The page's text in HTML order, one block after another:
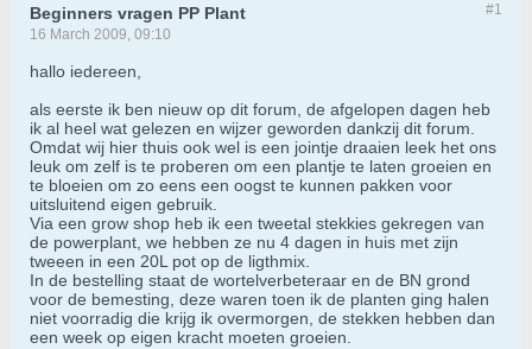
#1
Beginners vragen PP Plant
16 March 2009, 09:10
hallo iedereen,
als eerste ik ben nieuw op dit forum, de afgelopen dagen heb
ik al heel wat gelezen en wijzer geworden dankzij dit forum.
Omdat wij hier thuis ook wel is een jointje draaien leek het ons
leuk om zelf is te proberen om een plantje te laten groeien en
te bloeien om zo eens een oogst te kunnen pakken voor
uitsluitend eigen gebruik.
Via een grow shop heb ik een tweetal stekkies gekregen van
de powerplant, we hebben ze nu 4 dagen in huis met zijn
tweeen in een 20L pot op de ligthmix.
In de bestelling staat de wortelverbeteraar en de BN grond
voor de bemesting, deze waren toen ik de planten ging halen
niet voorradig die krijg ik overmorgen, de stekken hebben dan
een week op eigen kracht moeten groeien.